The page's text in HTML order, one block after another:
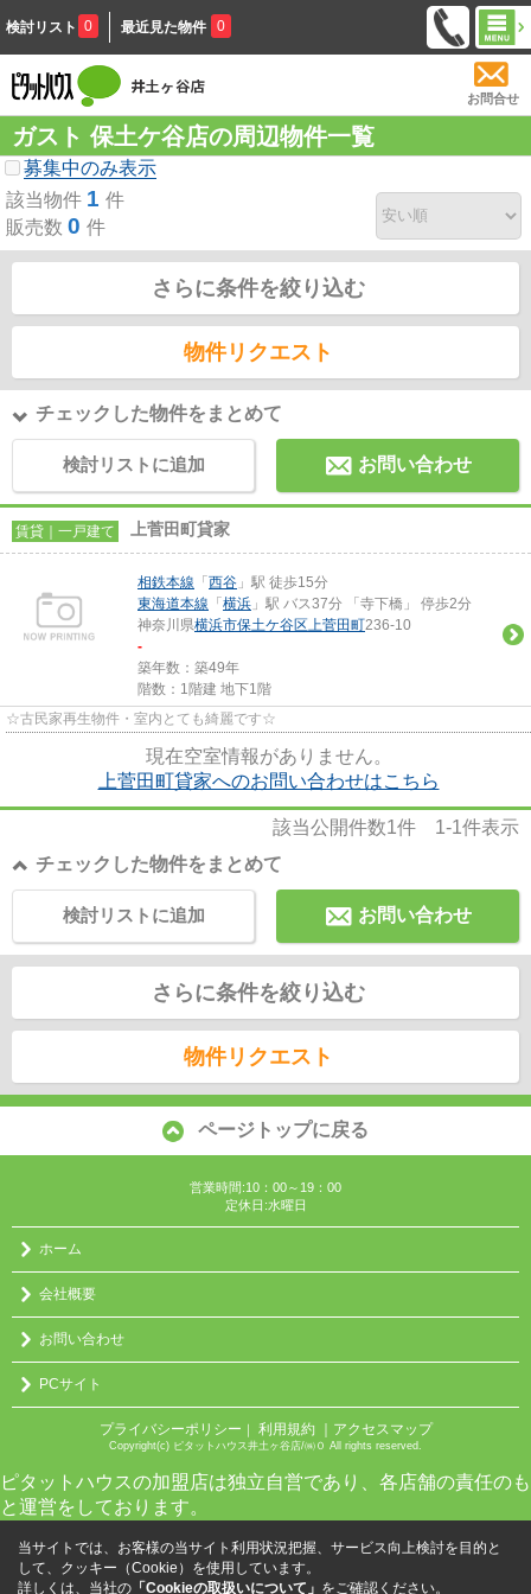
検討リスト 0 最近見た物件 0
お問合せ
ガスト 保土ケ谷店の周辺物件一覧
募集中のみ表示
該当物件 1 件
販売数 0 件
さらに条件を絞り込む
物件リクエスト
チェックした物件をまとめて
検討リストに追加 お問い合わせ
賃貸｜一戸建て 上菅田町貸家
相鉄本線 「 西谷 」駅 徒歩15分
東海道本線 「 横浜 」駅 バス37分 「寺下橋」 停歩2分
神奈川県横浜市保土ケ谷区上菅田町236-10
-
築年数：築49年
階数：1階建 地下1階
☆古民家再生物件・室内とても綺麗です☆
現在空室情報がありません。
上菅田町貸家へのお問い合わせはこちら
該当公開件数1件 1-1件表示
チェックした物件をまとめて
お問い合わせ
検討リストに追加
さらに条件を絞り込む
物件リクエスト
ページトップに戻る
営業時間:10：00～19：00
定休日:水曜日
ホーム
会社概要
お問い合わせ
PCサイト
プライバシーポリシー ｜ 利用規約 ｜アクセスマップ
Copyright(c) ピタットハウス井土ヶ谷店/㈱０ All rights reserved.
ピタットハウスの加盟店は独立自営であり、各店舗の責任のも
と運営をしております。
当サイトでは、お客様の当サイト利用状況把握、サービス向上検討を目的と
して、クッキー（Cookie）を使用しています。
詳しくは、当社の 「Cookieの取扱いについて」 をご確認ください。